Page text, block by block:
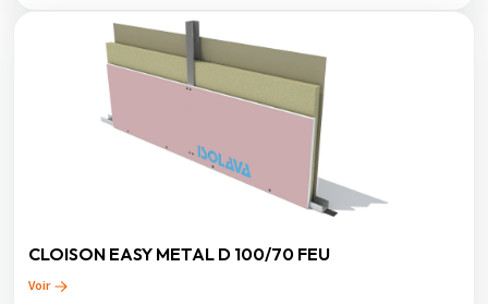
CLOISON EASY METAL D 100/70 FEU
Voir